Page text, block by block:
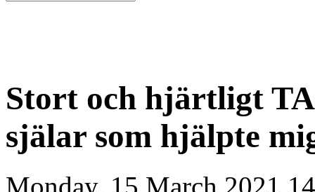
Stort och hjärtligt
själar som hjälpte
Monday, 15 March 2021